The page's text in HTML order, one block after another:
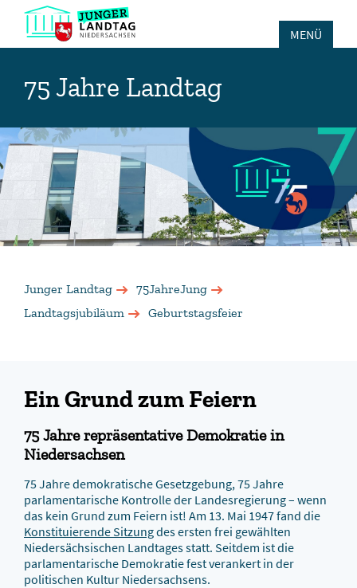
MENÜ
75 Jahre Landtag
Junger Landtag
75JahreJung
Landtagsjubiläum
Geburtstagsfeier
Ein Grund zum Feiern
75 Jahre repräsentative Demokratie in
Niedersachsen
75 Jahre demokratische Gesetzgebung, 75 Jahre
parlamentarische Kontrolle der Landesregierung – wenn
das kein Grund zum Feiern ist! Am 13. Mai 1947 fand die
Konstituierende Sitzungdes ersten frei gewählten
Niedersächsischen Landtages statt. Seitdem ist die
parlamentarische Demokratie fest verankert in der
politischen Kultur Niedersachsens.